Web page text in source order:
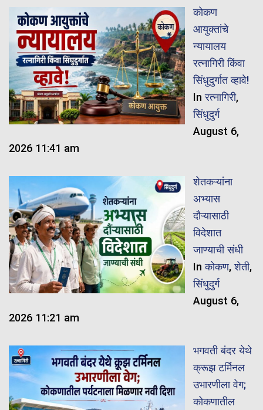
कोकण
आयुक्तांचे
न्यायालय
रत्नागिरी किंवा
सिंधुदुर्गात व्हावे!
Inरत्नागिरी,
सिंधुदुर्ग
August 6,
2026 11:41 am
शेतकऱ्यांना
अभ्यास
दौऱ्यासाठी
विदेशात
जाण्याची संधी
Inकोकण,शेती,
सिंधुदुर्ग
August 6,
2026 11:21 am
भगवती बंदर येथे
क्रूझ टर्मिनल
उभारणीला वेग;
कोकणातील